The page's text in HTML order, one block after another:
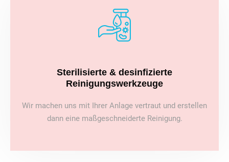
Sterilisierte & desinfizierte
Reinigungswerkzeuge
Wir machen uns mit Ihrer Anlage vertraut und erstellen
dann eine maßgeschneiderte Reinigung.